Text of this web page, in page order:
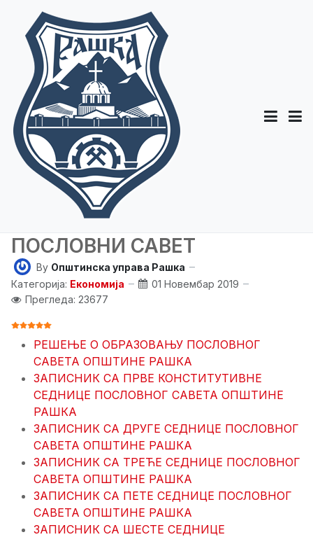
ПОСЛОВНИ САВЕТ
By Општинска управа Рашка
Категорија: Економија
01 Новембар 2019
Прегледа: 23677
ОЦЕНА КОРИСНИКА:
РЕШЕЊЕ О ОБРАЗОВАЊУ ПОСЛОВНОГ
САВЕТА ОПШТИНЕ РАШКА
ЗАПИСНИК СА ПРВЕ КОНСТИТУТИВНЕ
СЕДНИЦЕ ПОСЛОВНОГ САВЕТА ОПШТИНЕ
РАШКА
ЗАПИСНИК СА ДРУГЕ СЕДНИЦЕ ПОСЛОВНОГ
САВЕТА ОПШТИНЕ РАШКА
ЗАПИСНИК СА ТРЕЋЕ СЕДНИЦЕ ПОСЛОВНОГ
САВЕТА ОПШТИНЕ РАШКА
ЗАПИСНИК СА ПЕТЕ СЕДНИЦЕ ПОСЛОВНОГ
САВЕТА ОПШТИНЕ РАШКА
ЗАПИСНИК СА ШЕСТЕ СЕДНИЦЕ